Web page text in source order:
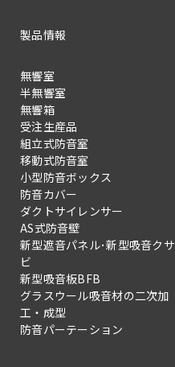
製品情報
無響室
半無響室
無響箱
受注生産品
組立式防音室
移動式防音室
小型防音ボックス
防音カバー
ダクトサイレンサー
AS式防音壁
新型遮音パネル･新型吸音クサ
ビ
新型吸音板BFB
グラスウール吸音材の二次加
工・成型
防音パーテーション